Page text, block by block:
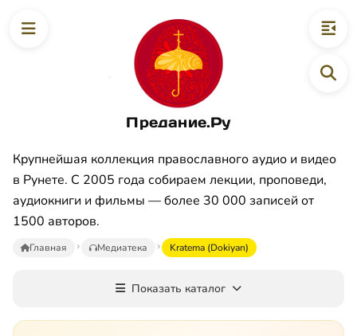
Предание.Ру
Крупнейшая коллекция православного аудио и видео
в Рунете. С 2005 года собираем лекции, проповеди,
аудиокниги и фильмы — более 30 000 записей от
1500 авторов.
Главная Медиатека Kratema (Dokiyan)
Показать каталог